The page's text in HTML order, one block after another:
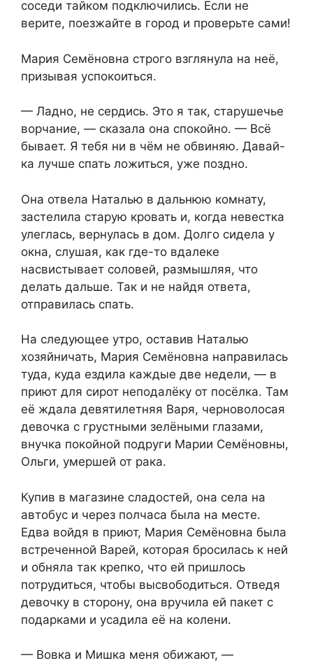
соседи тайком подключились. Если не
верите, поезжайте в город и проверьте сами!
Мария Семёновна строго взглянула на неё,
призывая успокоиться.
— Ладно, не сердись. Это я так, старушечье
ворчание, — сказала она спокойно. — Всё
бывает. Я тебя ни в чём не обвиняю. Давай-
ка лучше спать ложиться, уже поздно.
Она отвела Наталью в дальнюю комнату,
застелила старую кровать и, когда невестка
улеглась, вернулась в дом. Долго сидела у
окна, слушая, как где-то вдалеке
насвистывает соловей, размышляя, что
делать дальше. Так и не найдя ответа,
отправилась спать.
На следующее утро, оставив Наталью
хозяйничать, Мария Семёновна направилась
туда, куда ездила каждые две недели, — в
приют для сирот неподалёку от посёлка. Там
её ждала девятилетняя Варя, черноволосая
девочка с грустными зелёными глазами,
внучка покойной подруги Марии Семёновны,
Ольги, умершей от рака.
Купив в магазине сладостей, она села на
автобус и через полчаса была на месте.
Едва войдя в приют, Мария Семёновна была
встреченной Варей, которая бросилась к ней
и обняла так крепко, что ей пришлось
потрудиться, чтобы высвободиться. Отведя
девочку в сторону, она вручила ей пакет с
подарками и усадила её на колени.
— Вовка и Мишка меня обижают, —